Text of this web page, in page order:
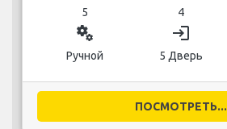
5 4
miscellaneous_services
Ручной
login
5 Дверь
ПОСМОТРЕТЬ...